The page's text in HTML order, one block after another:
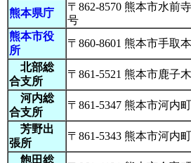
熊本県庁
〒862-8570 熊本市水前
号
熊本市役
所
〒860-8601 熊本市手取
北部総
合支所
〒861-5521 熊本市鹿子
河内総
合支所
〒861-5347 熊本市河内
芳野出
張所
〒861-5343 熊本市河内
飽田総